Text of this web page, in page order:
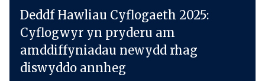
Deddf Hawliau Cyflogaeth 2025:
Cyflogwyr yn pryderu am
amddiffyniadau newydd rhag
diswyddo annheg